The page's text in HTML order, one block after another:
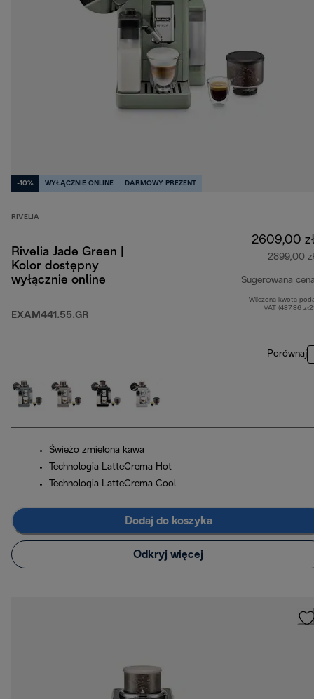
-10% WYŁĄCZNIE ONLINE DARMOWY PREZENT
RIVELIA
Rivelia Jade Green |
Kolor dostępny
wyłącznie online
EXAM441.55.GR
2609,00
2899,00
Sugerowana
Wliczona kwota
VAT (487,86
Porównaj
Świeżo zmielona kawa
Technologia LatteCrema Hot
Technologia LatteCrema Cool
Dodaj do koszyka
Odkryj więcej